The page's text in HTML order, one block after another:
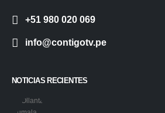
+51 980 020 069
info@contigotv.pe
NOTICIAS RECIENTES